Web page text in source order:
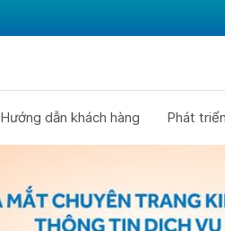
Hướng dẫn khách hàng Phát